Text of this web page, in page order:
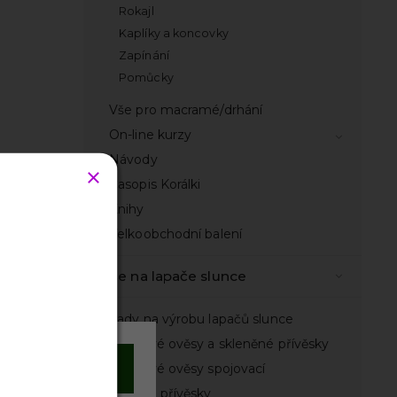
Rokajl
Kaplíky a koncovky
Zapínání
Pomůcky
Vše pro macramé/drhání
On-line kurzy
Návody
Časopis Korálki
Knihy
Velkoobchodní balení
Vše na lapače slunce
Sady na výrobu lapačů slunce
Lustrové ověsy a skleněné přívěsky
Lustrové ověsy spojovací
Kovové přívěsky